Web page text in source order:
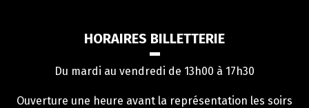
Facebook
HORAIRES BILLETTERIE
Du mardi au vendredi de 13h00 à 17h30
Ouverture une heure avant la représentation les soirs